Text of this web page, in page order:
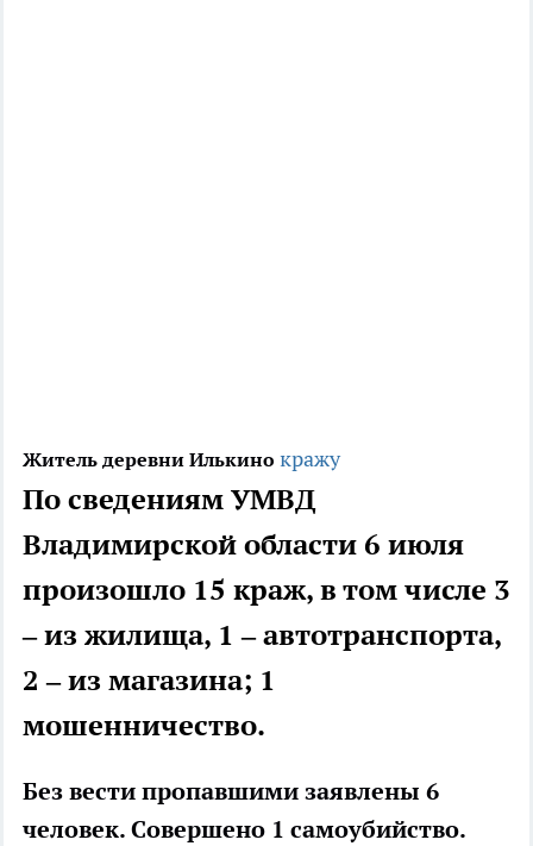
Житель деревни Илькино кражу
По сведениям УМВД
Владимирской области 6 июля
произошло 15 краж, в том числе 3
– из жилища, 1 – автотранспорта,
2 – из магазина; 1
мошенничество.
Без вести пропавшими заявлены 6
человек. Совершено 1 самоубийство.